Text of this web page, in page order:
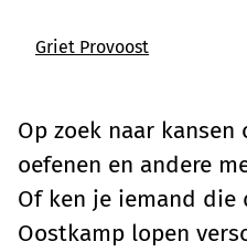
Griet Provoost
Op zoek naar
oefenen en andere
Of ken je iemand die
Oostkamp lopen